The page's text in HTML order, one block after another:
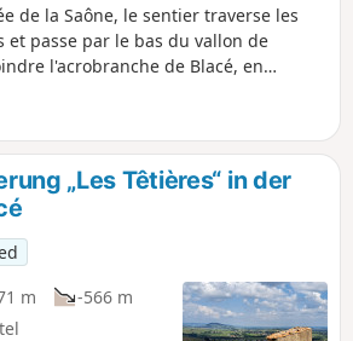
de la Saône, le sentier traverse les
et passe par le bas du vallon de
l'acrobranche de Blacé, en
résineux. Une pause à la Chapelle de
la beauté du panorama sur le Val de
„Les Têtières“ in der
m
-566 m